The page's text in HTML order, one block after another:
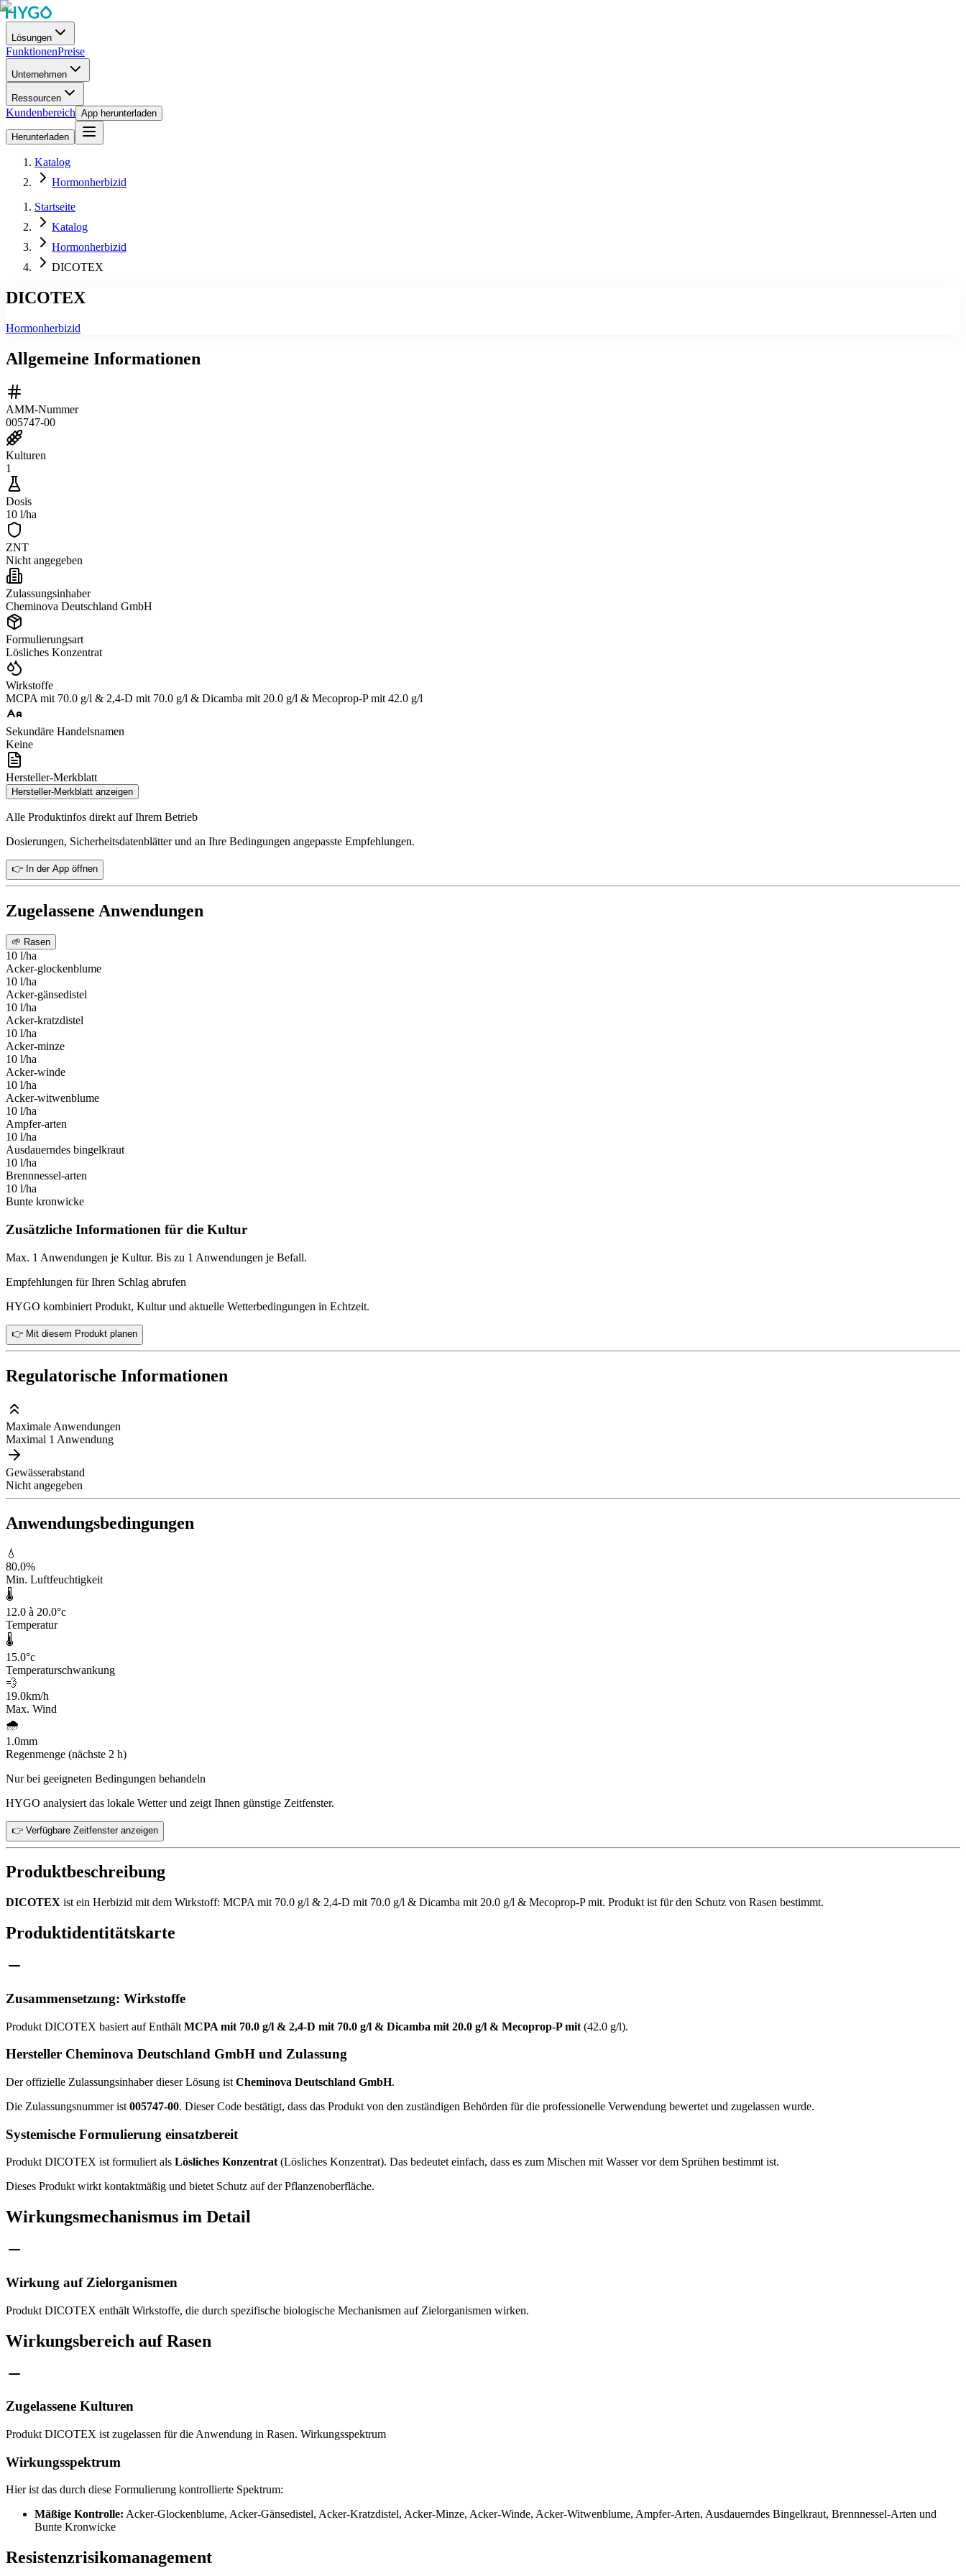
Lösungen
FunktionenPreise
Unternehmen
Ressourcen
Kundenbereich App herunterladen
Herunterladen
Katalog
Hormonherbizid
Startseite
Katalog
Hormonherbizid
DICOTEX
DICOTEX
Hormonherbizid
Allgemeine Informationen
AMM-Nummer
005747-00
Kulturen
1
Dosis
10 l/ha
ZNT
Nicht angegeben
Zulassungsinhaber
Cheminova Deutschland GmbH
Formulierungsart
Lösliches Konzentrat
Wirkstoffe
MCPA mit 70.0 g/l & 2,4-D mit 70.0 g/l & Dicamba mit 20.0 g/l & Mecoprop-P mit 42.0 g/l
Sekundäre Handelsnamen
Keine
Hersteller-Merkblatt
Hersteller-Merkblatt anzeigen
Alle Produktinfos direkt auf Ihrem Betrieb
Dosierungen, Sicherheitsdatenblätter und an Ihre Bedingungen angepasste Empfehlungen.
👉 In der App öffnen
Zugelassene Anwendungen
🌱 Rasen
10 l/ha
Acker-glockenblume
10 l/ha
Acker-gänsedistel
10 l/ha
Acker-kratzdistel
10 l/ha
Acker-minze
10 l/ha
Acker-winde
10 l/ha
Acker-witwenblume
10 l/ha
Ampfer-arten
10 l/ha
Ausdauerndes bingelkraut
10 l/ha
Brennnessel-arten
10 l/ha
Bunte kronwicke
Zusätzliche Informationen für die Kultur
Max. 1 Anwendungen je Kultur. Bis zu 1 Anwendungen je Befall.
Empfehlungen für Ihren Schlag abrufen
HYGO kombiniert Produkt, Kultur und aktuelle Wetterbedingungen in Echtzeit.
👉 Mit diesem Produkt planen
Regulatorische Informationen
Maximale Anwendungen
Maximal 1 Anwendung
Gewässerabstand
Nicht angegeben
Anwendungsbedingungen
💧
80.0%
Min. Luftfeuchtigkeit
🌡️
12.0 à 20.0°c
Temperatur
🌡️
15.0°c
Temperaturschwankung
💨
19.0km/h
Max. Wind
🌧️
1.0mm
Regenmenge (nächste 2 h)
Nur bei geeigneten Bedingungen behandeln
HYGO analysiert das lokale Wetter und zeigt Ihnen günstige Zeitfenster.
👉 Verfügbare Zeitfenster anzeigen
Produktbeschreibung
DICOTEX ist ein Herbizid mit dem Wirkstoff: MCPA mit 70.0 g/l & 2,4-D mit 70.0 g/l & Dicamba mit 20.0 g/l & Mecoprop-P mit. Produkt ist für den Schutz von Rasen bestimmt.
Produktidentitätskarte
Zusammensetzung: Wirkstoffe
Produkt DICOTEX basiert auf Enthält MCPA mit 70.0 g/l & 2,4-D mit 70.0 g/l & Dicamba mit 20.0 g/l & Mecoprop-P mit (42.0 g/l).
Hersteller Cheminova Deutschland GmbH und Zulassung
Der offizielle Zulassungsinhaber dieser Lösung ist Cheminova Deutschland GmbH.
Die Zulassungsnummer ist 005747-00. Dieser Code bestätigt, dass das Produkt von den zuständigen Behörden für die professionelle Verwendung bewertet und zugelassen wurde.
Systemische Formulierung einsatzbereit
Produkt DICOTEX ist formuliert als Lösliches Konzentrat(Lösliches Konzentrat). Das bedeutet einfach, dass es zum Mischen mit Wasser vor dem Sprühen bestimmt ist.
Dieses Produkt wirkt kontaktmäßig und bietet Schutz auf der Pflanzenoberfläche.
Wirkungsmechanismus im Detail
Wirkung auf Zielorganismen
Produkt DICOTEX enthält Wirkstoffe, die durch spezifische biologische Mechanismen auf Zielorganismen wirken.
Wirkungsbereich auf Rasen
Zugelassene Kulturen
Produkt DICOTEX ist zugelassen für die Anwendung in Rasen. Wirkungsspektrum
Wirkungsspektrum
Hier ist das durch diese Formulierung kontrollierte Spektrum:
Mäßige Kontrolle: Acker-Glockenblume, Acker-Gänsedistel, Acker-Kratzdistel, Acker-Minze, Acker-Winde, Acker-Witwenblume, Ampfer-Arten, Ausdauerndes Bingelkraut, Brennnessel-Arten und
Bunte Kronwicke
Resistenzrisikomanagement